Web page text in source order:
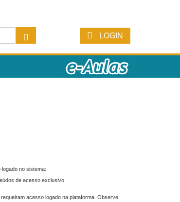
LOGIN
no sistema:
de acesso exclusivo.
acesso logado na plataforma. Observe